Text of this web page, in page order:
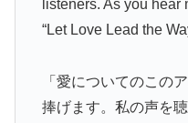
listeners. As you
“Let Love Lead the
「愛についてのこの
捧げます。私の声を